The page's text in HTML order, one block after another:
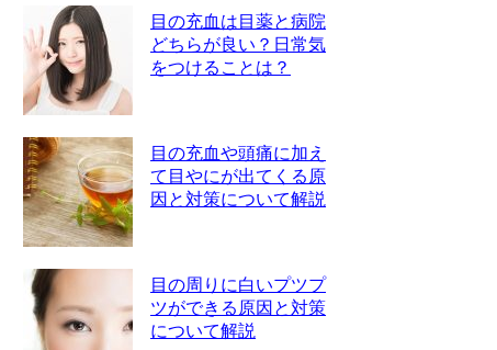
目の充血は目薬と病院
どちらが良い？日常気
をつけることは？
目の充血や頭痛に加え
て目やにが出てくる原
因と対策について解説
目の周りに白いプツプ
ツができる原因と対策
について解説